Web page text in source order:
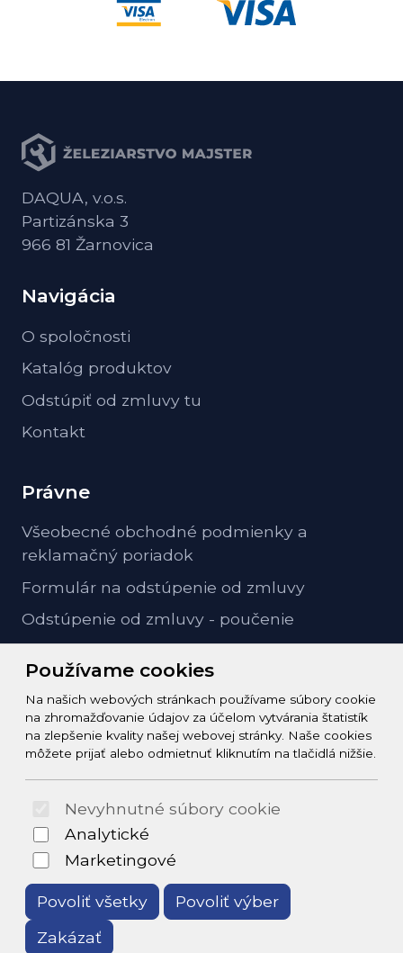
Používame cookies
Na našich webových stránkach používame súbory cookie
na zhromažďovanie údajov za účelom vytvárania štatistík
na zlepšenie kvality našej webovej stránky. Naše cookies
môžete prijať alebo odmietnuť kliknutím na tlačidlá nižšie.
Nevyhnutné súbory cookie
Analytické
Marketingové
Povoliť všetky
Povoliť výber
Zakázať
DAQUA, v.o.s.
Partizánska 3
966 81 Žarnovica
Navigácia
O spoločnosti
Katalóg produktov
Odstúpiť od zmluvy tu
Kontakt
Právne
Všeobecné obchodné podmienky a
reklamačný poriadok
Formulár na odstúpenie od zmluvy
Odstúpenie od zmluvy - poučenie
GDPR ochrana osobných údajov
Kontakt
info@zeleziarstvo-majster.sk
+421456812908
© 2026 Arrabella s.r.o., mayabella s.r.o., Všetky práva
Hosting: